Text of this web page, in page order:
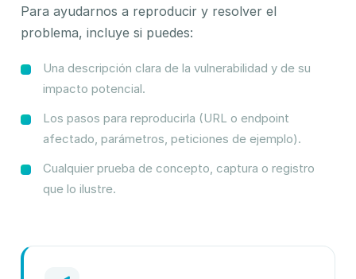
Para ayudarnos a reproducir y resolver el
problema, incluye si puedes:
Una descripción clara de la vulnerabilidad y de su
impacto potencial.
Los pasos para reproducirla (URL o endpoint
afectado, parámetros, peticiones de ejemplo).
Cualquier prueba de concepto, captura o registro
que lo ilustre.